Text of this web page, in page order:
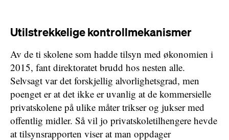
Utilstrekkelige kontrollmekanismer
Av de ti skolene som hadde tilsyn med økonomien i
2015, fant direktoratet brudd hos nesten alle.
Selvsagt var det forskjellig alvorlighetsgrad, men
poenget er at det ikke er uvanlig at de kommersielle
privatskolene på ulike måter trikser og jukser med
offentlig midler. Så vil jo privatskoletilhengere hevde
at tilsynsrapporten viser at man oppdager